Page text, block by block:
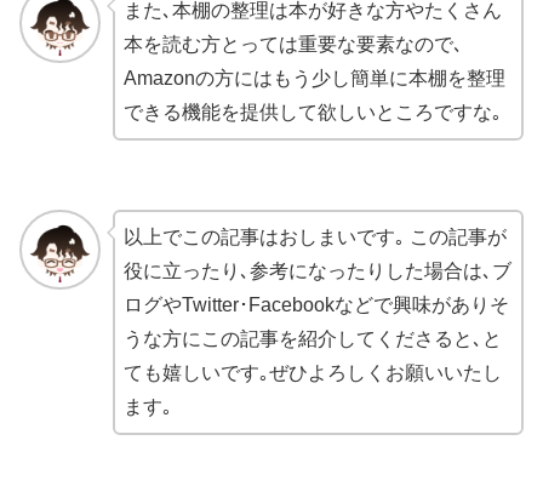
また､本棚の整理は本が好きな方やたくさん
本を読む方とっては重要な要素なので､
Amazonの方にはもう少し簡単に本棚を整理
できる機能を提供して欲しいところですな｡
以上でこの記事はおしまいです｡ この記事が
役に立ったり､参考になったりした場合は､ブ
ログやTwitter･Facebookなどで興味がありそ
うな方にこの記事を紹介してくださると､と
ても嬉しいです｡ぜひよろしくお願いいたし
ます｡